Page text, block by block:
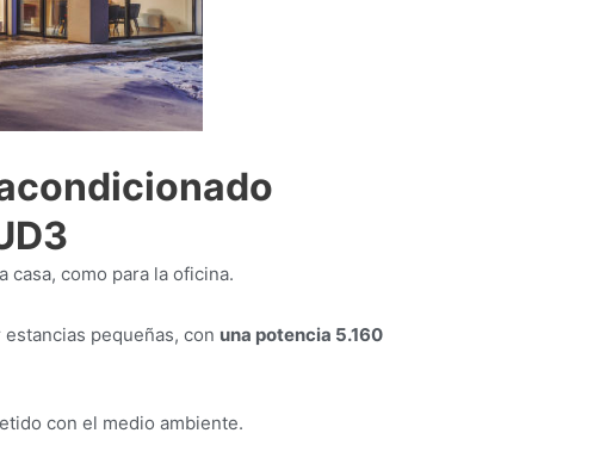
casa, como para la oficina.
pequeñas, con una potencia 5.160
con el medio ambiente.